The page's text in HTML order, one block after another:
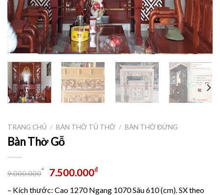
TRANG CHỦ / BÀN THỜ TỦ THỜ / BÀN THỜ ĐỨNG
Bàn Thờ Gỗ
9.000.000
₫ 7.500.000₫
– Kích thước: Cao 1270 Ngang 1070 Sâu 610 (cm). SX theo